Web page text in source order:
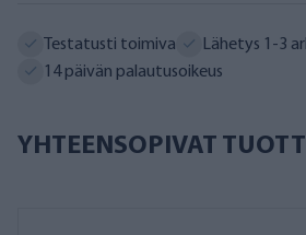
Testatusti toimiva
Lähetys 1-3
14 päivän palautusoikeus
YHTEENSOPIVAT